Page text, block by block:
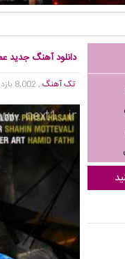
دانلود آهنگ جدید
تک آهنگ, 8,002 بازدید